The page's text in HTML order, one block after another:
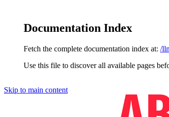
Documentation Index
Fetch the complete documentation index at: /
Use this file to discover all available pages
Skip to main content